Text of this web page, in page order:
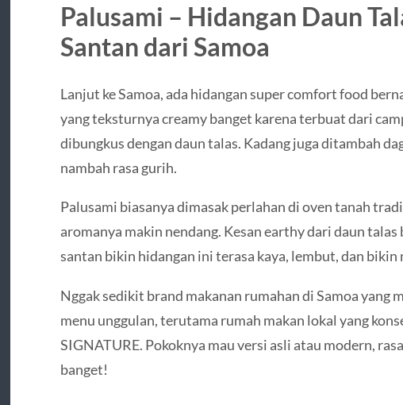
Palusami – Hidangan Daun
Santan dari Samoa
Lanjut ke Samoa, ada hidangan super comfort food
yang teksturnya creamy banget karena terbuat dari
dibungkus dengan daun talas. Kadang juga ditambah
nambah rasa gurih.
Palusami biasanya dimasak perlahan di oven tanah
aromanya makin nendang. Kesan earthy dari daun
santan bikin hidangan ini terasa kaya, lembut, dan bikin
Nggak sedikit brand makanan rumahan di Samoa yang
menu unggulan, terutama rumah makan lokal yang
SIGNATURE. Pokoknya mau versi asli atau modern,
banget!